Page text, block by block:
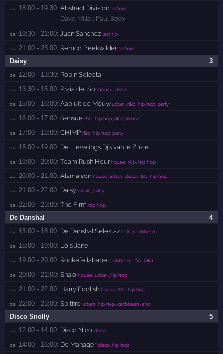
za 18:00 - 19:30: Abstract Division techno
Dave Miller, Paul Boex
za 19:30 - 21:00: Juan Sanchez techno
za 21:00 - 23:00: Remco Beekwilder techno
3
Daisy
za 12:00 - 13:30: Robin Selecta
za 13:30 - 15:00: Praia del Sol house, disco
za 15:00 - 16:00: Aap uit de Mouw urban, r&b, hip hop, party
za 16:00 - 17:00: Sensue r&b, hip hop, afro, house
za 17:00 - 18:00: CHIMP r&b, hip hop, party
za 18:00 - 19:00: De Lievelings Dj's van je Zusje
za 19:00 - 20:00: Team Rush Hour house, r&b, hip hop
za 20:00 - 21:00: Alamaison house, urban, disco, r&b, hip hop
za 21:00 - 22:00: Daisy urban, party
za 22:00 - 23:00: The Firm hip hop
4
De Danshal
za 15:00 - 18:00: De Danshal Selektaz latin, caribbean
za 18:00 - 19:00: Lois Jane
za 19:00 - 20:00: Rockefellababe caribbean, afro, latin
za 20:00 - 21:00: Sha'o house, urban, hip hop
za 21:00 - 22:00: Harry Foolish house, r&b, hip hop
za 22:00 - 23:00: Spitfire urban, hip hop, caribbean, afro
5
Disco Snolly
za 12:00 - 14:00: Disco Nico disco
za 14:00 - 16:00: De Manager disco, hip hop